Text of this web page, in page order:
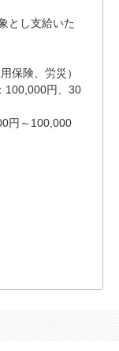
とし支給いた
保険、労災）
100,000円、30
円～100,000